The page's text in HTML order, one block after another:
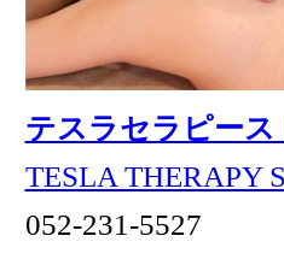
ウル リノ
レジァンス
ブラックアント